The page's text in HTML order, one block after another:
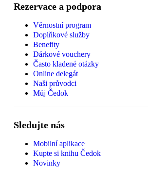
Rezervace a podpora
Věrnostní program
Doplňkové služby
Benefity
Dárkové vouchery
Často kladené otázky
Online delegát
Naši průvodci
Můj Čedok
Sledujte nás
Mobilní aplikace
Kupte si knihu Čedok
Novinky